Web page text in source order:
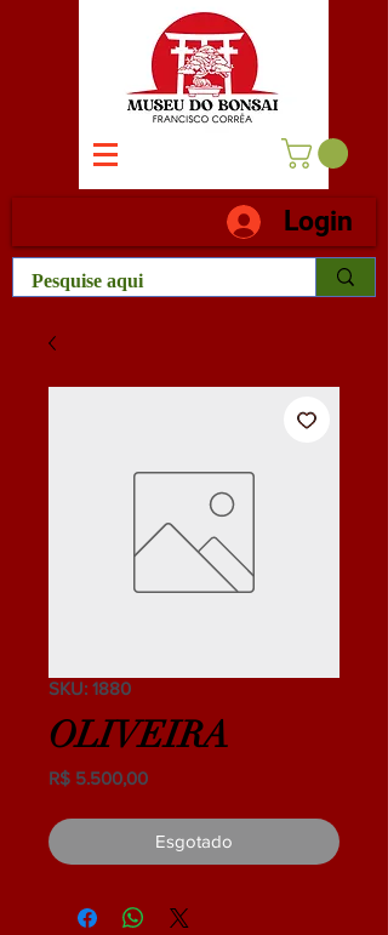
Login
SKU: 1880
OLIVEIRA
R$ 5.500,00Preço
Esgotado